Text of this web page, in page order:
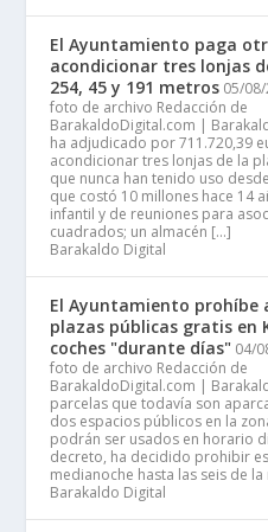
El Ayuntamiento paga
acondicionar tres lonjas
254, 45 y 191 metros 05/
foto de archivo Redacción de
BarakaldoDigital.com |
ha adjudicado por 711.720,39
acondicionar tres lonjas de la
que nunca han tenido uso
que costó 10 millones hace 14
infantil y de reuniones para
cuadrados; un almacén […]
Barakaldo Digital
El Ayuntamiento prohíbe
plazas públicas gratis en
coches "durante días" 04/
foto de archivo Redacción de
BarakaldoDigital.com |
parcelas que todavía son
dos espacios públicos en la
podrán ser usados en horario
decreto, ha decidido prohibir
medianoche hasta las seis de
Barakaldo Digital